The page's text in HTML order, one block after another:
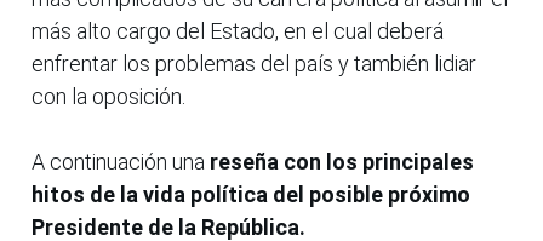
más alto cargo del Estado, en el cual deberá
enfrentar los problemas del país y también lidiar
con la oposición.
A continuación una reseña con los principales
hitos de la vida política del posible próximo
Presidente de la República.